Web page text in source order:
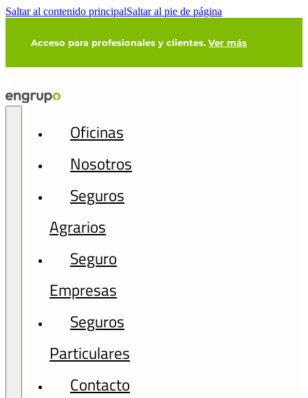
Saltar al contenido principalSaltar al pie de página
Acceso para profesionales y clientes.Ver más
Oficinas
Nosotros
Seguros
Agrarios
Seguro
Empresas
Seguros
Particulares
Contacto